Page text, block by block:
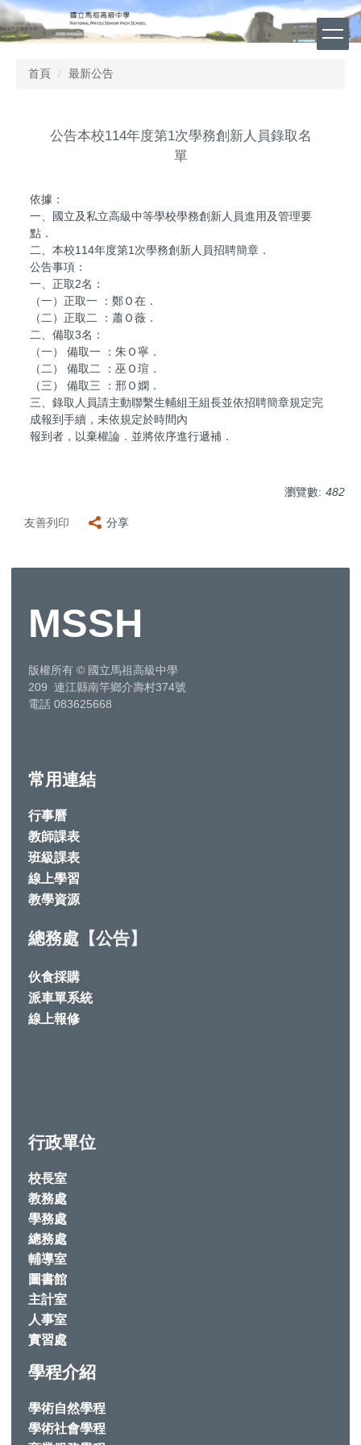
跳
到
主
首頁 最新公告
公告本校114年度第1次學務創新人員錄取名
單
依據：
一、國立及私立高級中等學校學務創新人員進用及管理要
點．
二、本校114年度第1次學務創新人員招聘簡章．
公告事項：
一、正取2名：
（一）正取一 ：鄭Ｏ在．
（二）正取二 ：蕭Ｏ薇．
二、備取3名：
（一） 備取一 ：朱Ｏ寧．
（二） 備取二 ：巫Ｏ瑄．
（三） 備取三 ：邢Ｏ嫻．
三、錄取人員請主動聯繫生輔組王組長並依招聘簡章規定完
成報到手續，未依規定於時間內
報到者，以棄權論．並將依序進行遞補．
瀏覽數: 482
友善列印 分享
MSSH
版權所有 © 國立馬祖高級中學
209 連江縣南竿鄉介壽村374號
電話 083625668
常用連結
行事曆
教師課表
班級課表
線上學習
教學資源
總務處【公告】
伙食採購
派車單系統
線上報修
行政單位
校長室
教務處
學務處
總務處
輔導室
圖書館
主計室
人事室
實習處
學程介紹
學術自然學程
學術社會學程